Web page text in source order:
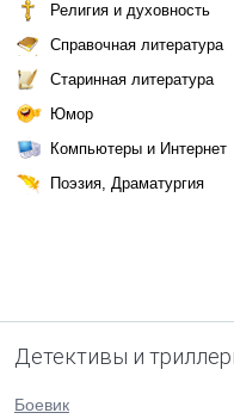
Религия и духовность
Справочная литература
Старинная литература
Юмор
Компьютеры и Интернет
Поэзия, Драматургия
Детективы и
Боевик